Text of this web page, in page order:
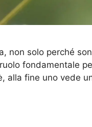
non solo perché
fondamentale
alla fine uno vede